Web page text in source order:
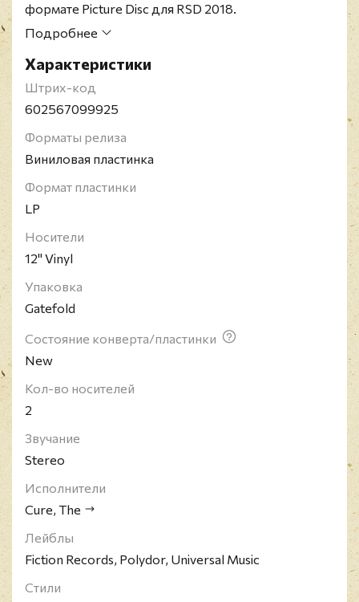
формате Picture Disc для RSD 2018.
The Cure - британская рок-группа, образованная в
появилась в рамках движения постпанка и новой
волны, их творчество 80-х годов способствовало
становлению готик-рока, а к началу 90-х The Cure
альтернативного рока. Состав часто менялся, и
только фронтмен Роберт Смит оставался
неизменным. В настоящий момент в активе
команды 13 альбомов и 39 синглов, которые
Подробнее
Характеристики
Штрих-код
602567099925
Форматы релиза
Виниловая пластинка
Формат пластинки
LP
Носители
12" Vinyl
Упаковка
Gatefold
Состояние конверта/пластинки
New
Кол-во носителей
2
Звучание
Stereo
Исполнители
Cure, The
Лейблы
Fiction Records, Polydor, Universal Music
Стили